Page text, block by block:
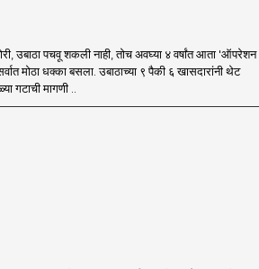
उबाठा पचवू शकली नाही, तोच अवघ्या ४ वर्षांत आता 'ऑपरेशन
मोठा धक्का बसला. उबाठाच्या ९ पैकी ६ खासदारांनी थेट
गटाची मागणी ..